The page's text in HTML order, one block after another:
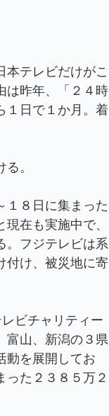
テレビだけがこ
は昨年、「２４時
１日で１か月。着
。
８日に集まった
在も実施中で、
。フジテレビは系
付け、被災地に寄
ビチャリティー
富山、新潟の３県
動を展開してお
った２３８５万２